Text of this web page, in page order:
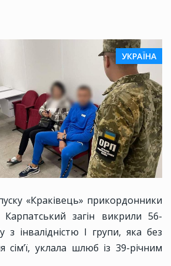
УКРАЇНА
«Краківець» прикордонники
загін викрили 56-
з інвалідністю I групи, яка без
сім’ї, уклала шлюб із 39-річним